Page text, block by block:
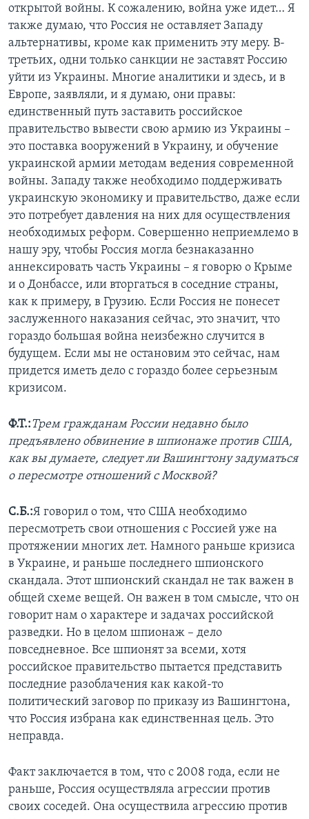
открытой войны. К сожалению, война уже идет… Я
также думаю, что Россия не оставляет Западу
альтернативы, кроме как применить эту меру. В-
третьих, одни только санкции не заставят Россию
уйти из Украины. Многие аналитики и здесь, и в
Европе, заявляли, и я думаю, они правы:
единственный путь заставить российское
правительство вывести свою армию из Украины –
это поставка вооружений в Украину, и обучение
украинской армии методам ведения современной
войны. Западу также необходимо поддерживать
украинскую экономику и правительство, даже если
это потребует давления на них для осуществления
необходимых реформ. Совершенно неприемлемо в
нашу эру, чтобы Россия могла безнаказанно
аннексировать часть Украины – я говорю о Крыме
и о Донбассе, или вторгаться в соседние страны,
как к примеру, в Грузию. Если Россия не понесет
заслуженного наказания сейчас, это значит, что
гораздо большая война неизбежно случится в
будущем. Если мы не остановим это сейчас, нам
придется иметь дело с гораздо более серьезным
кризисом.
Ф.Т.:Трем гражданам России недавно было
предъявлено обвинение в шпионаже против США,
как вы думаете, следует ли Вашингтону задуматься
о пересмотре отношений с Москвой?
С.Б.:Я говорил о том, что США необходимо
пересмотреть свои отношения с Россией уже на
протяжении многих лет. Намного раньше кризиса
в Украине, и раньше последнего шпионского
скандала. Этот шпионский скандал не так важен в
общей схеме вещей. Он важен в том смысле, что он
говорит нам о характере и задачах российской
разведки. Но в целом шпионаж – дело
повседневное. Все шпионят за всеми, хотя
российское правительство пытается представить
последние разоблачения как какой-то
политический заговор по приказу из Вашингтона,
что Россия избрана как единственная цель. Это
неправда.
Факт заключается в том, что с 2008 года, если не
раньше, Россия осуществляла агрессии против
своих соседей. Она осуществила агрессию против